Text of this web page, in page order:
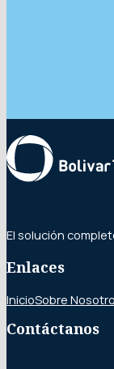
El solución
Enlaces
InicioSobre
Contáctanos